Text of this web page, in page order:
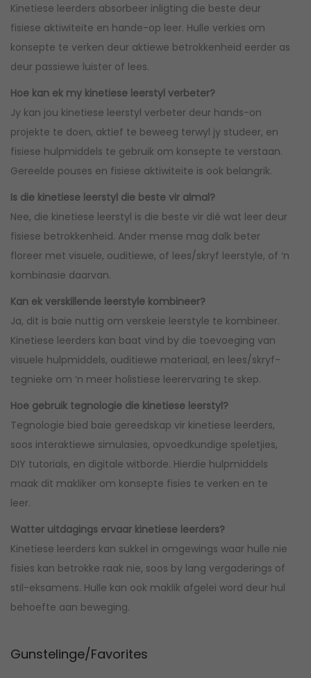
Kinetiese leerders absorbeer inligting die beste deur
fisiese aktiwiteite en hande-op leer. Hulle verkies om
konsepte te verken deur aktiewe betrokkenheid eerder as
deur passiewe luister of lees.
Hoe kan ek my kinetiese leerstyl verbeter?
Jy kan jou kinetiese leerstyl verbeter deur hands-on
projekte te doen, aktief te beweeg terwyl jy studeer, en
fisiese hulpmiddels te gebruik om konsepte te verstaan.
Gereelde pouses en fisiese aktiwiteite is ook belangrik.
Is die kinetiese leerstyl die beste vir almal?
Nee, die kinetiese leerstyl is die beste vir dié wat leer deur
fisiese betrokkenheid. Ander mense mag dalk beter
floreer met visuele, ouditiewe, of lees/skryf leerstyle, of ‘n
kombinasie daarvan.
Kan ek verskillende leerstyle kombineer?
Ja, dit is baie nuttig om verskeie leerstyle te kombineer.
Kinetiese leerders kan baat vind by die toevoeging van
visuele hulpmiddels, ouditiewe materiaal, en lees/skryf-
tegnieke om ‘n meer holistiese leerervaring te skep.
Hoe gebruik tegnologie die kinetiese leerstyl?
Tegnologie bied baie gereedskap vir kinetiese leerders,
soos interaktiewe simulasies, opvoedkundige speletjies,
DIY tutorials, en digitale witborde. Hierdie hulpmiddels
maak dit makliker om konsepte fisies te verken en te
leer.
Watter uitdagings ervaar kinetiese leerders?
Kinetiese leerders kan sukkel in omgewings waar hulle nie
fisies kan betrokke raak nie, soos by lang vergaderings of
stil-eksamens. Hulle kan ook maklik afgelei word deur hul
behoefte aan beweging.
Gunstelinge/Favorites